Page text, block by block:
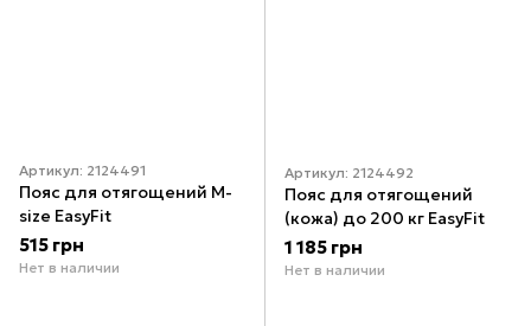
Артикул: 2124491
Пояс для отягощений M-
size EasyFit
515 грн
Нет в наличии
Артикул: 2124492
Пояс для отягощений
(кожа) до 200 кг EasyFit
1 185 грн
Нет в наличии